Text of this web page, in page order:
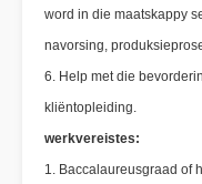
word in die maatskappy
navorsing,
6. Help met die
kliëntopleiding.
werkvereistes:
1. Baccalaureusgraad of